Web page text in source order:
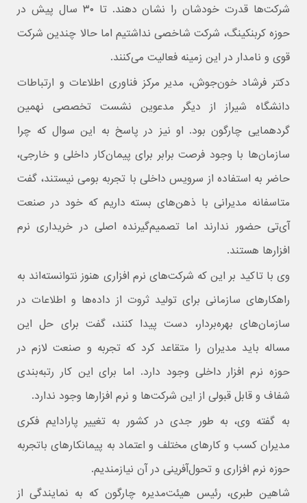
شرکت‌ها قدرت خودشان را نشان دهند. تا ۳۰ سال پیش در
حوزه کربنکینگ، شرکت شاخصی نداشتیم اما حالا چندین شرکت
قوی و نامدار در این زمینه فعالیت می‌کنند.
دکتر فرشاد خون‌جوش، مدیر مرکز فناوری اطلاعات و ارتباطات
دانشگاه شیراز از دیگر مدعوین نشست تخصصی نهمین
گردهمایی چارگون بود. او نیز در پاسخ به این سوال که چرا
سازمان‌ها با وجود فرصت برابر برای پیمان‌کار داخلی و خارجی،
حاضر به استفاده از سرویس داخلی با تجربه بومی نیستند،‌ گفت
متاسفانه مدیرانی با ذهن‌های بسته داریم که خود در صنعت
آی‌تی حضور ندارند اما تصمیم‌گیرنده اصلی در خریداری نرم
افزار‌ها هستند.
وی با تاکید بر این که شرکت‌های نرم افزاری هنوز نتوانسته‌اند به
راهکارهای سازمانی برای تولید ثروت از داده‌ها و اطلاعات در
سازمان‌های بهره‌بردار، دست پیدا کنند، گفت برای حل این
مساله باید مدیران را متقاعد کرد که تجربه و صنعت لازم در
حوزه نرم افزار داخلی وجود دارد. اما برای این کار رتبه‌بندی
شفاف و قابل قبولی از این شرکت‌ها و نرم افزار‌ها وجود ندارد.
به گفته وی، به طور جدی در کشور به تغییر پارادایم فکری
مدیران کسب و کارهای مختلف و اعتماد به پیمانکارهای باتجربه
حوزه نرم افزاری و تحول‌آفرینی در آن نیازمندیم.
شاهین طبری، رئیس هیئت‌مدیره چارگون که به نمایندگی از